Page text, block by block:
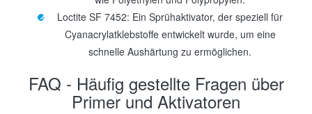
Loctite SF 7452: Ein Sprühaktivator, der speziell für
Cyanacrylatklebstoffe entwickelt wurde, um eine
schnelle Aushärtung zu ermöglichen.
FAQ - Häufig gestellte Fragen über
Primer und Aktivatoren